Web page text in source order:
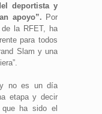
deportista y
apoyo”. Por
la RFET, ha
para todos
Slam y una
no es un día
etapa y decir
ha sido el